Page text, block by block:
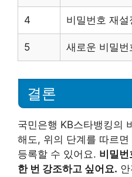
4 비밀번호 재설
5 새로운 비밀번
결론
국민은행 KB스타뱅킹의
해도, 위의 단계를 따르
등록할 수 있어요. 비밀번
한 번 강조하고 싶어요.